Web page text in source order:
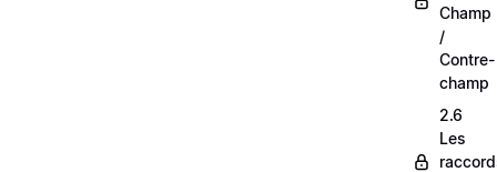
Champ
/
Contre-
champ
2.6
Les